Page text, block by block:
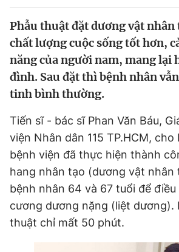
Video
Sản phẩm khác
Thông tin tòa soạn Liên hệ
Phẫu thuật đặt dương vật nhân
chất lượng cuộc sống tốt hơn,
năng của người nam, mang lại
đình. Sau đặt thì bệnh nhân
tinh bình thường.
Tiến sĩ - bác sĩ Phan Văn Báu,
viện Nhân dân 115 TP.HCM, cho
bệnh viện đã thực hiện thành
hang nhân tạo (dương vật nhân
bệnh nhân 64 và 67 tuổi để
cương dương nặng (liệt dương).
thuật chỉ mất 50 phút.